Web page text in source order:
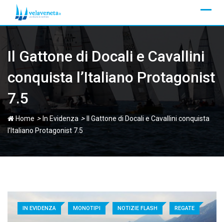
content
Il Gattone di Docali e Cavallini
conquista l’Italiano Protagonist
7.5
Home > In Evidenza >
Il Gattone di Docali e Cavallini conquista
l’Italiano Protagonist 7.5
IN EVIDENZA MONOTIPI NOTIZIE FLASH REGATE